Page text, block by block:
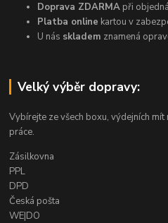
Doprava ZDARMA při
Platba online kartou v
U nás skladem znamená
Velký výběr dopravy:
Vybírejte ze všech boxu, výdejních
práce.
Zásilkovna
PPL
DPD
Česká pošta
WE|DO